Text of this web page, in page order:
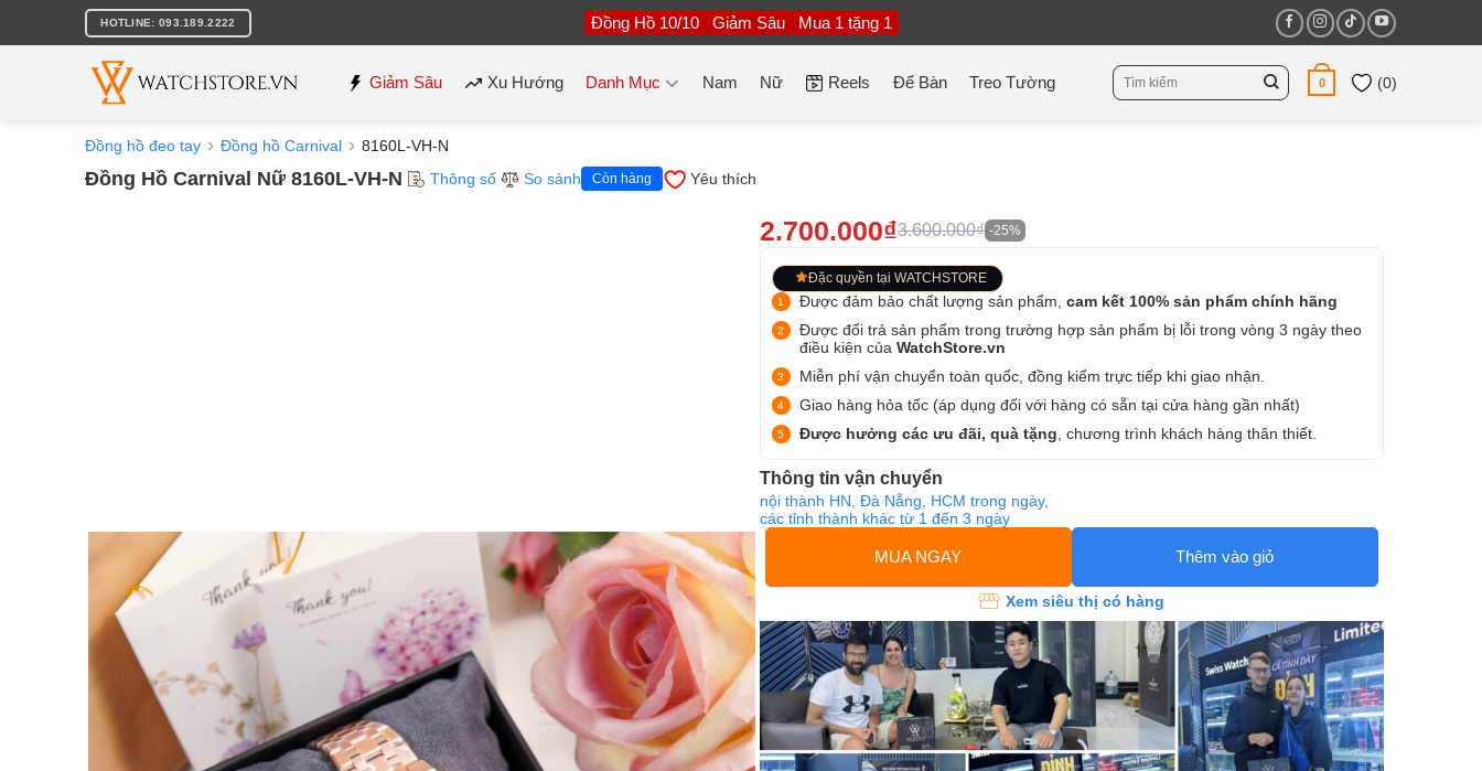
nội
HOTLINE: 093.189.2222 Đồng Hồ 10/10 Giảm Sâu Mua 1 tặng 1
Giảm Sâu Xu Hướng Danh Mục Nam Nữ Reels Để Bàn Treo Tường
Tìm
kiếm:
0 (0)
Đồng hồ đeo tay Đồng hồ Carnival 8160L-VH-N
Đồng Hồ Carnival Nữ 8160L-VH-N Thông số So sánh Còn hàng Yêu thích
2.700.000₫3.600.000₫ -25%
Đặc quyền tại WATCHSTORE
Được đảm bảo chất lượng sản phẩm, cam kết 100% sản phẩm chính hãng
Được đổi trả sản phẩm trong trường hợp sản phẩm bị lỗi trong vòng 3 ngày theo
điều kiện của WatchStore.vn
Miễn phí vận chuyển toàn quốc, đồng kiểm trực tiếp khi giao nhận.
Giao hàng hỏa tốc (áp dụng đối với hàng có sẵn tại cửa hàng gần nhất)
Được hưởng các ưu đãi, quà tặng , chương trình khách hàng thân thiết.
Thông tin vận chuyển
nội thành HN, Đà Nẵng, HCM trong ngày,
các tỉnh thành khác từ 1 đến 3 ngày
MUA NGAY Thêm vào giỏ
Xem siêu thị có hàng